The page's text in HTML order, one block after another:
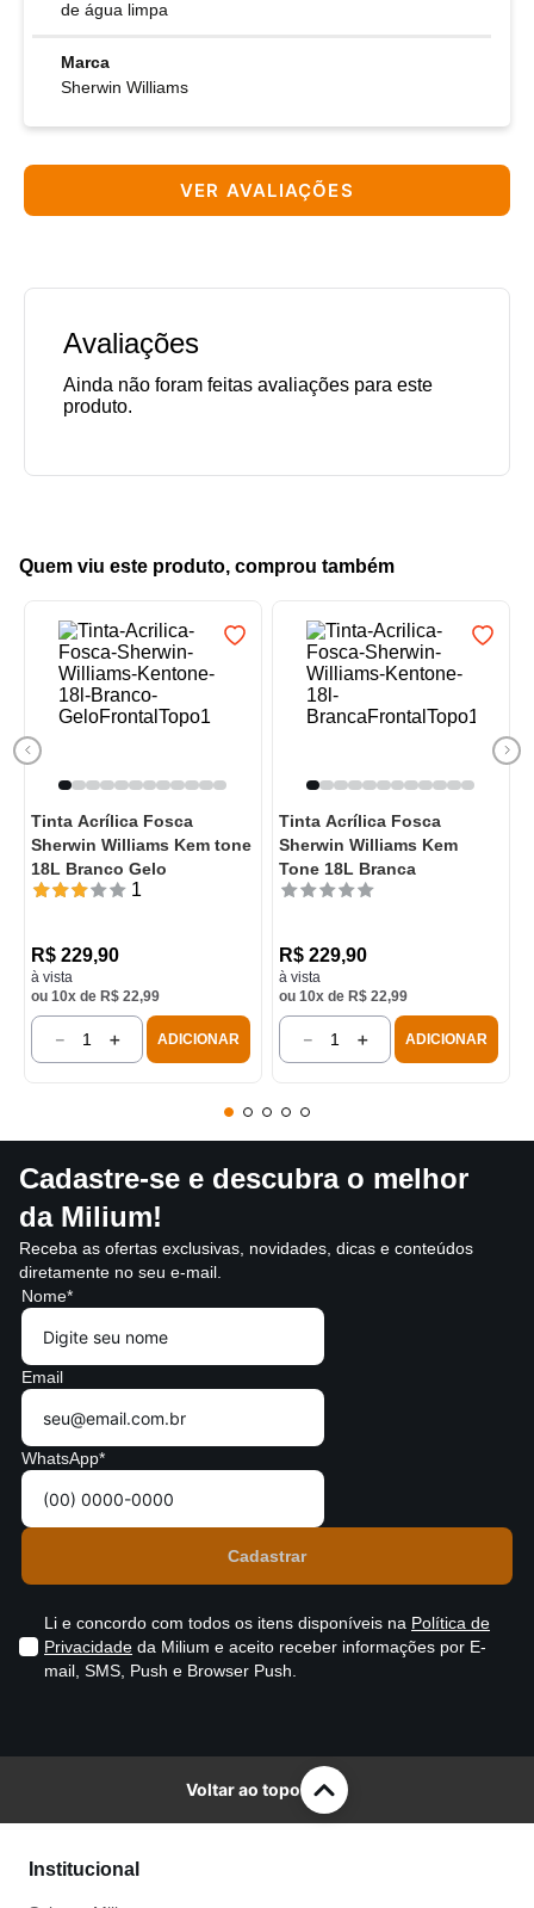
de água limpa
Marca
Sherwin Williams
VER AVALIAÇÕES
Avaliações
Quem viu este produto, comprou também
Tinta Acrílica Fosca
Sherwin Williams Kem tone
18L Branco Gelo
1
R$ 229,90
à vista
ou 10x de R$ 22,99
＋
－ ADICIONAR
Tinta Acrílica Fosca
Sherwin Williams Kem
Tone 18L Branca
R$ 229,90
à vista
ou 10x de R$ 22,99
＋
－ ADICIONAR
Cadastre-se e descubra o melhor
da Milium!
Receba as ofertas exclusivas, novidades, dicas e conteúdos
diretamente no seu e-mail.
Nome*
Email
WhatsApp*
Li e concordo com todos os itens disponíveis na Política de
Privacidade da Milium e aceito receber informações por E-
mail, SMS, Push e Browser Push.
Voltar ao topo
Institucional